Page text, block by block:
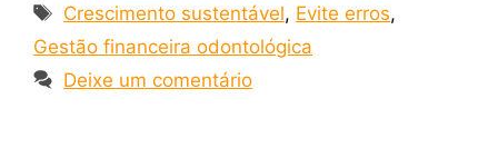
Crescimento sustentável, Evite erros,
Gestão financeira odontológica
Deixe um comentário